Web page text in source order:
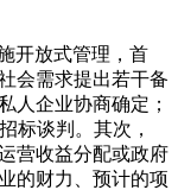
开放式管理，首
会需求提出若干备
人企业协商确定；
标谈判。其次，
营收益分配或政府
的财力、预计的项